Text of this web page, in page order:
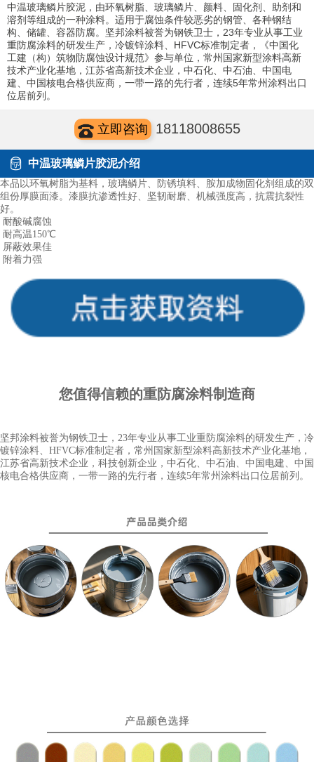
中温玻璃鳞片胶泥，由环氧树脂、玻璃鳞片、颜料、固化剂、助剂和
溶剂等组成的一种涂料。适用于腐蚀条件较恶劣的钢管、各种钢结
构、储罐、容器防腐。坚邦涂料被誉为钢铁卫士，23年专业从事工业
重防腐涂料的研发生产，冷镀锌涂料、HFVC标准制定者，《中国化
工建（构）筑物防腐蚀设计规范》参与单位，常州国家新型涂料高新
技术产业化基地，江苏省高新技术企业，中石化、中石油、中国电
建、中国核电合格供应商，一带一路的先行者，连续5年常州涂料出口
位居前列。
立即咨询 18118008655
中温玻璃鳞片胶泥介绍
本品以环氧树脂为基料，玻璃鳞片、防锈填料、胺加成物固化剂组成的双
组份厚膜面漆。漆膜抗渗透性好、坚韧耐磨、机械强度高，抗震抗裂性
好。
耐酸碱腐蚀
耐高温150℃
屏蔽效果佳
附着力强
您值得信赖的重防腐涂料制造商
坚邦涂料被誉为钢铁卫士，23年专业从事工业重防腐涂料的研发生产，冷
镀锌涂料、HFVC标准制定者，常州国家新型涂料高新技术产业化基地，
江苏省高新技术企业，科技创新企业，中石化、中石油、中国电建、中国
核电合格供应商，一带一路的先行者，连续5年常州涂料出口位居前列。